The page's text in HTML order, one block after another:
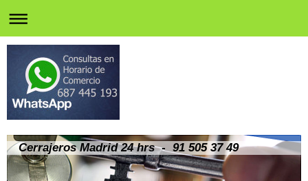
Cerrajeros Madrid 24 hrs - 91 505 37 49